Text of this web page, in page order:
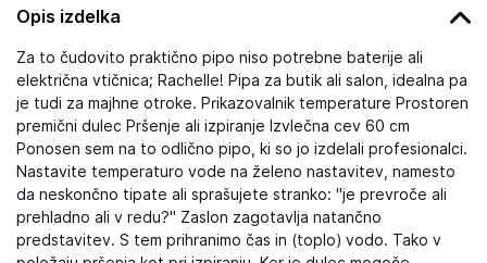
Opis izdelka
Za to čudovito praktično pipo niso potrebne baterije ali
električna vtičnica; Rachelle! Pipa za butik ali salon, idealna pa
je tudi za majhne otroke. Prikazovalnik temperature Prostoren
premični dulec Pršenje ali izpiranje Izvlečna cev 60 cm
Ponosen sem na to odlično pipo, ki so jo izdelali profesionalci.
Nastavite temperaturo vode na želeno nastavitev, namesto
da neskončno tipate ali sprašujete stranko: "je prevroče ali
prehladno ali v redu?" Zaslon zagotavlja natančno
predstavitev. S tem prihranimo čas in (toplo) vodo. Tako v